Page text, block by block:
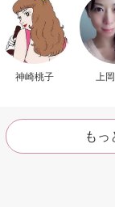
神崎桃子 上
もっ